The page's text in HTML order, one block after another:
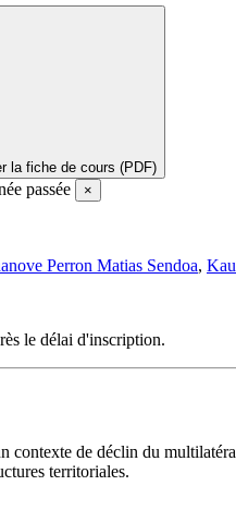
la fiche de cours (PDF)
passée ×
Perron Matias Sendoa,
le délai d'inscription.
contexte de déclin du
territoriales.